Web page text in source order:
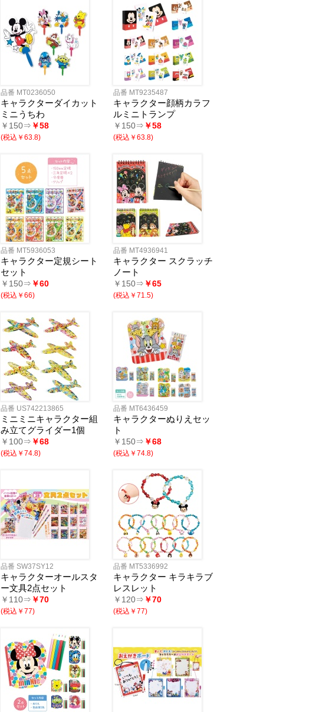
品番 MT0236050
キャラクターダイカット
ミニうちわ
￥150⇒ ￥58
(税込￥63.8)
品番 MT9235487
キャラクター顔柄カラフ
ルミニトランプ
￥150⇒ ￥58
(税込￥63.8)
品番 MT5936053
キャラクター定規シート
セット
￥150⇒ ￥60
(税込￥66)
品番 MT4936941
キャラクター スクラッチ
ノート
￥150⇒ ￥65
(税込￥71.5)
品番 US742213865
ミニミニキャラクター組
み立てグライダー1個
￥100⇒ ￥68
(税込￥74.8)
品番 MT6436459
キャラクターぬりえセッ
ト
￥150⇒ ￥68
(税込￥74.8)
品番 SW37SY12
キャラクターオールスタ
ー文具2点セット
￥110⇒ ￥70
(税込￥77)
品番 MT5336992
キャラクター キラキラブ
レスレット
￥120⇒ ￥70
(税込￥77)